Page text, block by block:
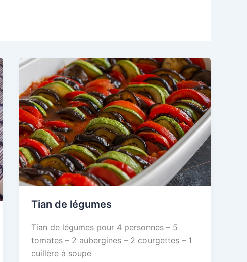
Tian de légumes
Tian de légumes pour 4 personnes – 5
tomates – 2 aubergines – 2 courgettes – 1
cuillère à soupe